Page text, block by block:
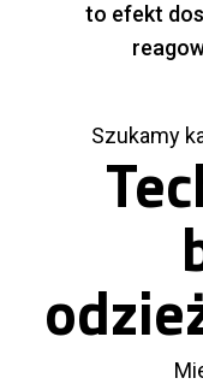
to efekt
Szukamy